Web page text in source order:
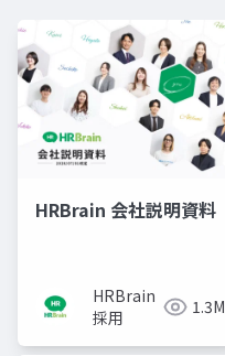
HRBrain 会社説明資料
HRBrain
採用
1.3M